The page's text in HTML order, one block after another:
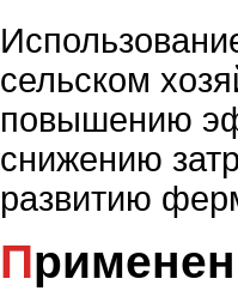
сельском
повышению
снижению
развитию
Применение